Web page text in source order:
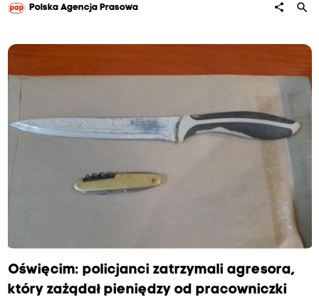
Polska Agencja Prasowa share search
Oświęcim: policjanci zatrzymali agresora,
który zażądał pieniędzy od pracowniczki